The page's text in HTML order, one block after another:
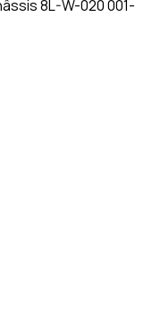
8L-W-020 001-